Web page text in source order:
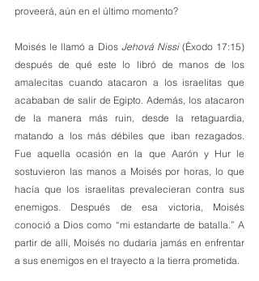
proveerá, aún en el último momento?
Moisés le llamó a Dios Jehová Nissi (Éxodo 17:15)
después de qué este lo libró de manos de los
amalecitas cuando atacaron a los israelitas que
acababan de salir de Egipto. Además, los atacaron
de la manera más ruin, desde la retaguardia,
matando a los más débiles que iban rezagados.
Fue aquella ocasión en la que Aarón y Hur le
sostuvieron las manos a Moisés por horas, lo que
hacía que los israelitas prevalecieran contra sus
enemigos. Después de esa victoria, Moisés
conoció a Dios como “mi estandarte de batalla.” A
partir de allí, Moisés no dudaría jamás en enfrentar
a sus enemigos en el trayecto a la tierra prometida.